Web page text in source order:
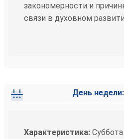
закономерности и
связи в духовном
День
Характеристика: